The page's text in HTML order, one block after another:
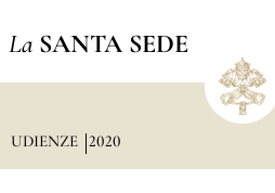
La SANTA SEDE
UDIENZE 2020